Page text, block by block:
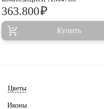
363.800₽
Купить
Цветы
Иконы